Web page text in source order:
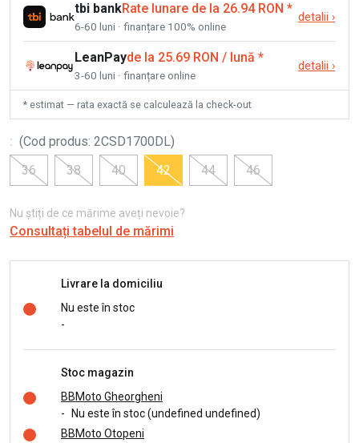
tbi bankRate lunare de la 26.94 RON *
6-60 luni · finanțare 100% online
detalii ›
LeanPayde la 25.69 RON / lună *
3-60 luni · finanțare online
detalii ›
* estimat — rata exactă se calculează la check-out
: (Cod produs: 2CSD1700DL)
36
38 40 42 44 46
Nu știți de ce mărime aveți nevoie?
Consultați tabelul de mărimi
Livrare la domiciliu
Nu este în stoc
-
Stoc magazin
BBMoto Gheorgheni
-
Nu este în stoc (undefined undefined)
BBMoto Otopeni